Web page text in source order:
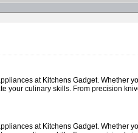
at Kitchens Gadget. Whether
your culinary skills. From precision
at Kitchens Gadget. Whether